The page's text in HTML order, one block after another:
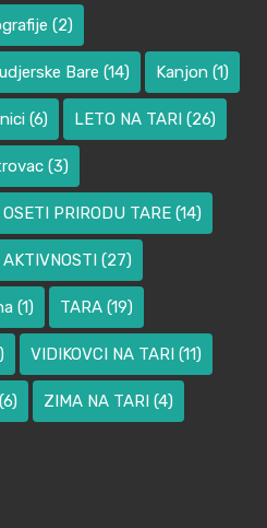
(2)
Bare (14) Kanjon (1)
(6) LETO NA TARI (26)
(3)
OSETI PRIRODU TARE (14)
AKTIVNOSTI (27)
(1) TARA (19)
VIDIKOVCI NA TARI (11)
(6) ZIMA NA TARI (4)